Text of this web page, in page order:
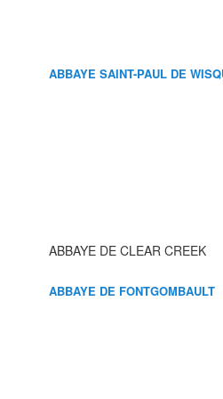
ABBAYE SAINT-PAUL DE
ABBAYE DE CLEAR CREEK
ABBAYE DE FONTGOMBAULT